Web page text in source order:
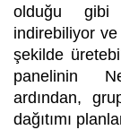
olduğu gibi
indirebiliyor
şekilde
panelinin
ardından,
dağıtımı